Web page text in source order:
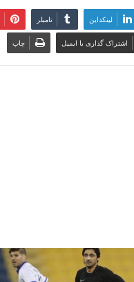
لینکداین تامبلر
اشتراک گذاری با ایمیل چاپ